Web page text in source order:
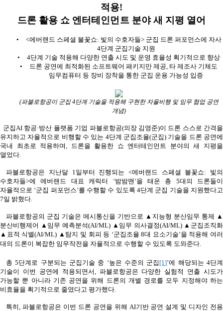
적용!
드론 활용 쇼 엔터테인먼트 분야 새 지평 열어
• <에버랜드 스페셜 불꽃쇼: 빛의 수호자들> 군집 드론 퍼포먼스에 자사
4단계 군집기술 지원
•
4단계 기술 적용해 다양한 연출 시도 및 운영 효율성 획기적으로 향상
•
드론 공연에 최적화된 소프트웨어 패키지만 제공, 타 제조사 기체도
임무컴퓨터 등 장비 장착을 통한 군집 운용 가능성 입증
(파블로항공이 군집4단계 기술을 적용해 구현한 자율비행 및 임무 협업 공연
개념)
군집 AI 항공·방산 플랫폼 기업 파블로항공(의장 김영준)이 드론 스스로 간격을
유지하고 자율적으로 비행할 수 있는 4단계 군집조율(군집) 기술을 드론 공연에
국내 최초로 적용하며
드론을 활용한 쇼 엔터테인먼트 분야의 새 지평을
열었다
파블로항공은 지난달1 일부터 진행되는 <에버랜드 스페셜 불꽃쇼: 빛의
수호자들>에 에버랜드 대표 캐릭터 ‘밤밤맨 ’을 태운 총 5대의 드론들이
자율적으로 ‘군집 퍼포먼스’를 수행할 수 있도록4단계 군집 기술을 지원했다고
7일 밝혔다
파블로항공의 군집 기술은 메시통신을 기반으로 ▲지능형 분산임무 통제 ▲
분산비행제어 ▲임무 예측분석(AI/ML) ▲임무 의사결정(AI/ML) ▲군집조직화
▲표적 식별(AI/ML) ▲탐지 및 회피 등 ‘군집조율 8대 요소기술’을 적용해 여러
대의 드론이 복잡한 임무작전을 자율적으로 수행할 수 있도록 도와준다
총 5단계로 구분되는 군집기술 중 ‘높은 수준의 군집 [1]’에 해당되는 4단계
기술이 이번 공연에 적용되면서
파블로항공은 다양한 실험적 연출 시도가
가능할 뿐 아니라 기존 공연을 위해 드론의 개별 경로를 모두 지정해야 하는
비효율을 획기적으로 줄였다고 평가했다
특히 ,파블로항공은 이번 드론 공연을 위해 AI기반 공연 설계 및 디자인 전용